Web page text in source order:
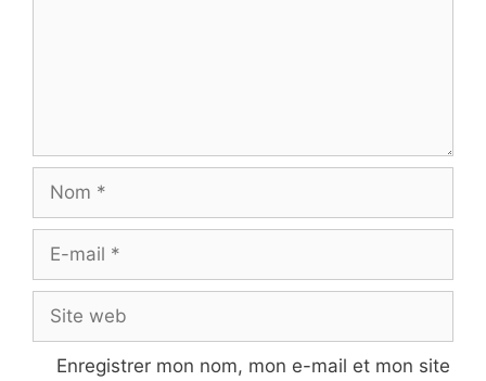
Nom
Site
web
Enregistrer mon nom, mon e-mail et mon site